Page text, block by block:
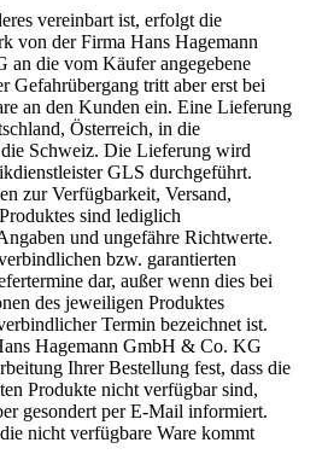
vereinbart ist, erfolgt die
von der Firma Hans Hagemann
die vom Käufer angegebene
Gefahrübergang tritt aber erst bei
an den Kunden ein. Eine Lieferung
Österreich, in die
Schweiz. Die Lieferung wird
GLS durchgeführt.
zur Verfügbarkeit, Versand,
sind lediglich
und ungefähre Richtwerte.
bzw. garantierten
dar, außer wenn dies bei
des jeweiligen Produktes
Termin bezeichnet ist.
Hagemann GmbH & Co. KG
Ihrer Bestellung fest, dass die
Produkte nicht verfügbar sind,
gesondert per E-Mail informiert.
nicht verfügbare Ware kommt